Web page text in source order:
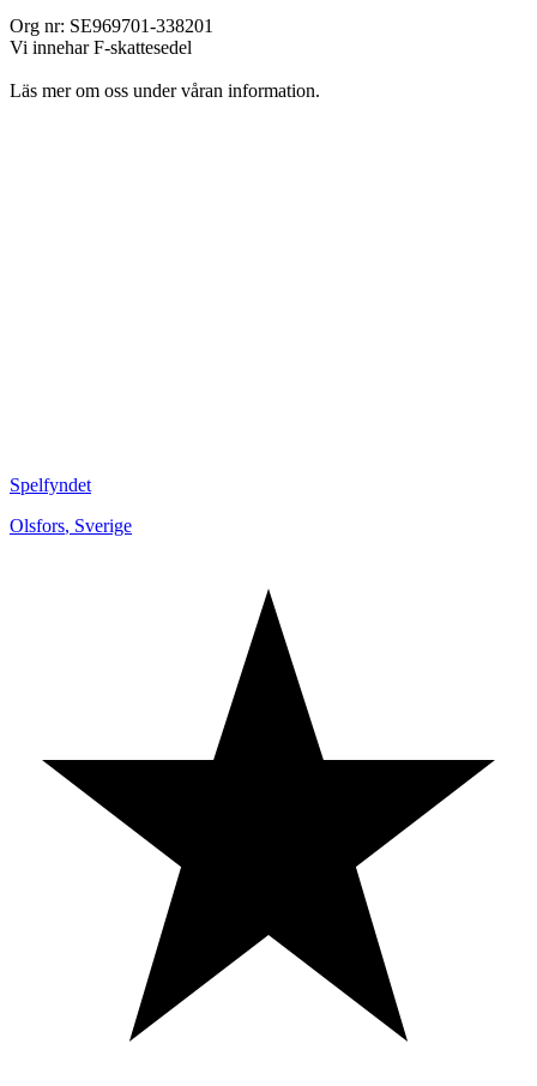
Org nr: SE969701-338201
Vi innehar F-skattesedel
Läs mer om oss under våran information.
Spelfyndet
Olsfors, Sverige